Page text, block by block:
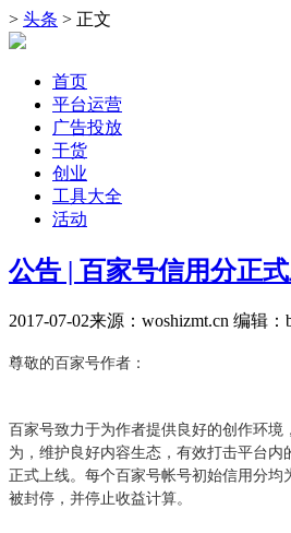
> 头条 > 正文
首页
平台运营
广告投放
干货
创业
工具大全
活动
公告 | 百家号信用分正
2017-07-02来源：woshizmt.cn 编辑：
尊敬的百家号作者：
百家号致力于为作者提供良好的创作环
为，维护良好内容生态，有效打击平台
正式上线。每个百家号帐号初始信用分
被封停，并停止收益计算。